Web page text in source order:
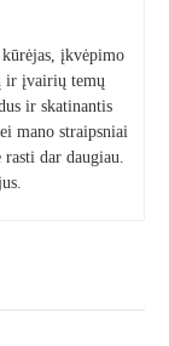
įkvėpimo
ir įvairių temų
ir skatinantis
mano straipsniai
dar daugiau.